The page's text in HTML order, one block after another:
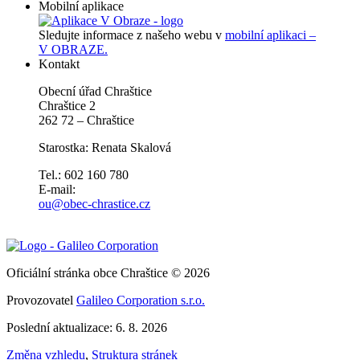
Mobilní aplikace
Sledujte informace z našeho webu v mobilní aplikaci –
V OBRAZE.
Kontakt
Obecní úřad Chraštice
Chraštice 2
262 72 – Chraštice
Starostka: Renata Skalová
Tel.: 602 160 780
E-mail:
ou@obec-chrastice.cz
Oficiální stránka obce Chraštice © 2026
Provozovatel Galileo Corporation s.r.o.
Poslední aktualizace: 6. 8. 2026
Změna vzhledu, Struktura stránek